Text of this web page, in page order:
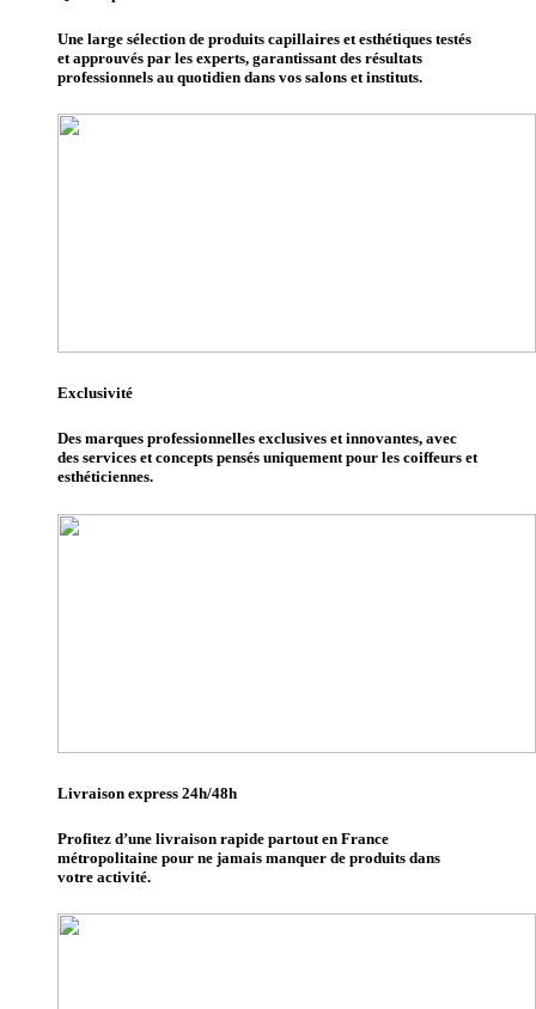
Une large sélection de produits capillaires et esthétiques testés
et approuvés par les experts, garantissant des résultats
professionnels au quotidien dans vos salons et instituts.
Exclusivité
Des marques professionnelles exclusives et innovantes, avec
des services et concepts pensés uniquement pour les coiffeurs et
esthéticiennes.
Livraison express 24h/48h
Profitez d’une livraison rapide partout en France
métropolitaine pour ne jamais manquer de produits dans
votre activité.